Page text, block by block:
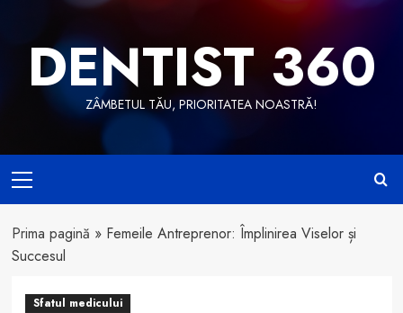
contentDENTIST 360
ZÂMBETUL TĂU, PRIORITATEA NOASTRĂ!
Menu
Prima pagină » Femeile Antreprenor: Împlinirea Viselor și
Succesul
Sfatul medicului